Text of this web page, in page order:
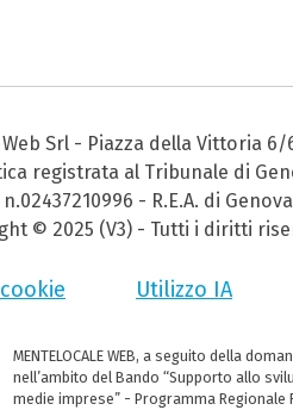
Srl - Piazza della Vittoria 6/
registrata al Tribunale di
- R.E.A. di
© 2025 (V3) - Tutti i diritti
Utilizzo IA
MENTELOCALE WEB, a seguito della
nell’ambito del Bando “Supporto allo
medie imprese” - Programma Regionale